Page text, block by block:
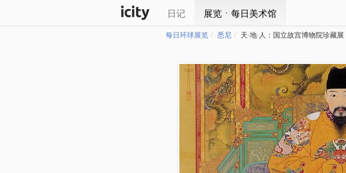
日记 展览ㆍ每日美术馆
每日环球展览 悉尼 天·地·人：国立故宫博物院珍藏展